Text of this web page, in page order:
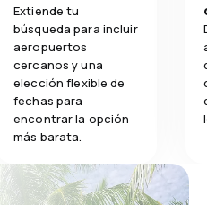
Extiende tu
búsqueda para incluir
aeropuertos
cercanos y una
elección flexible de
fechas para
encontrar la opción
más barata.